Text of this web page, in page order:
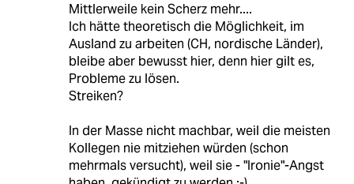
Mittlerweile kein Scherz mehr....
Ich hätte theoretisch die Möglichkeit, im
Ausland zu arbeiten (CH, nordische Länder),
bleibe aber bewusst hier, denn hier gilt es,
Probleme zu lösen.
Streiken?
In der Masse nicht machbar, weil die meisten
Kollegen nie mitziehen würden (schon
mehrmals versucht), weil sie - "Ironie"-Angst